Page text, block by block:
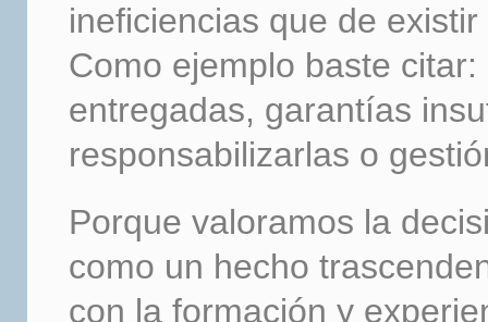
ineficiencias que de
Como ejemplo baste
entregadas, garantías
responsabilizarlas o
Porque valoramos la
como un hecho
con la formación y